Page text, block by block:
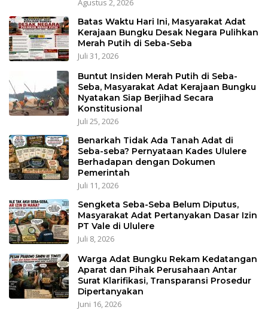
Agustus 2, 2026
Batas Waktu Hari Ini, Masyarakat Adat
Kerajaan Bungku Desak Negara Pulihkan
Merah Putih di Seba-Seba
Juli 31, 2026
Buntut Insiden Merah Putih di Seba-
Seba, Masyarakat Adat Kerajaan Bungku
Nyatakan Siap Berjihad Secara
Konstitusional
Juli 25, 2026
Benarkah Tidak Ada Tanah Adat di
Seba-seba? Pernyataan Kades Ululere
Berhadapan dengan Dokumen
Pemerintah
Juli 11, 2026
Sengketa Seba-Seba Belum Diputus,
Masyarakat Adat Pertanyakan Dasar Izin
PT Vale di Ululere
Juli 8, 2026
Warga Adat Bungku Rekam Kedatangan
Aparat dan Pihak Perusahaan Antar
Surat Klarifikasi, Transparansi Prosedur
Dipertanyakan
Juni 16, 2026